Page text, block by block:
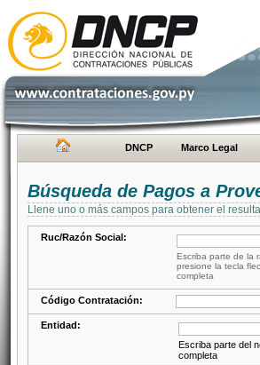
DNCP Marco Legal
Búsqueda de Pagos a
Llene uno o más campos para obtener el
Ruc/Razón Social:
Escriba parte de la
presione la tecla
completa
Código Contratación:
Entidad:
Escriba parte del
completa